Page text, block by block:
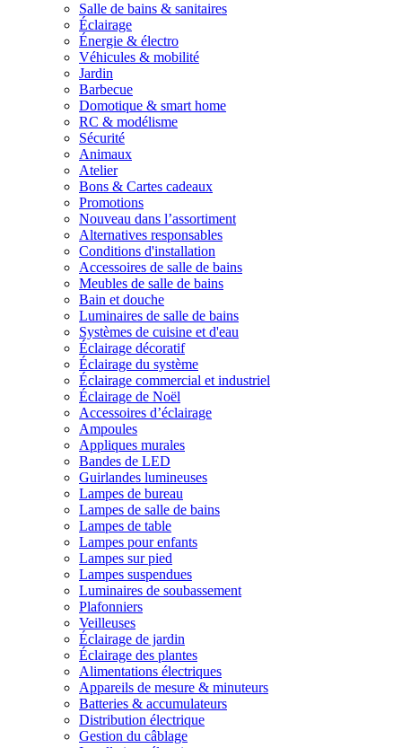
Salle de bains & sanitaires
Éclairage
Énergie & électro
Véhicules & mobilité
Jardin
Barbecue
Domotique & smart home
RC & modélisme
Sécurité
Animaux
Atelier
Bons & Cartes cadeaux
Promotions
Nouveau dans l’assortiment
Alternatives responsables
Conditions d'installation
Accessoires de salle de bains
Meubles de salle de bains
Bain et douche
Luminaires de salle de bains
Systèmes de cuisine et d'eau
Éclairage décoratif
Éclairage du système
Éclairage commercial et industriel
Éclairage de Noël
Accessoires d’éclairage
Ampoules
Appliques murales
Bandes de LED
Guirlandes lumineuses
Lampes de bureau
Lampes de salle de bains
Lampes de table
Lampes pour enfants
Lampes sur pied
Lampes suspendues
Luminaires de soubassement
Plafonniers
Veilleuses
Éclairage de jardin
Éclairage des plantes
Alimentations électriques
Appareils de mesure & minuteurs
Batteries & accumulateurs
Distribution électrique
Gestion du câblage